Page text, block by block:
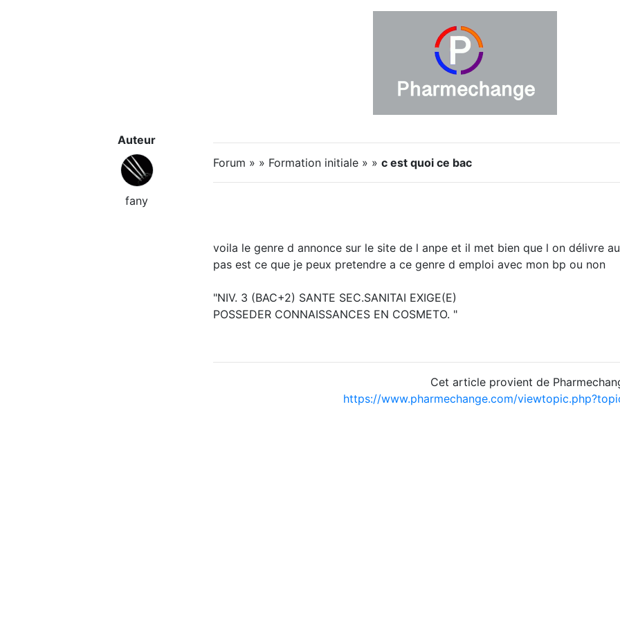
Auteur
fany
Forum » » Formation initiale » » c est quoi ce bac
voila le genre d annonce sur le site de l anpe et il met bien que l on délivre
pas est ce que je peux pretendre a ce genre d emploi avec mon bp ou non
"NIV. 3 (BAC+2) SANTE SEC.SANITAI EXIGE(E)
POSSEDER CONNAISSANCES EN COSMETO. "
Cet article provient de
https://www.pharmechange.com/